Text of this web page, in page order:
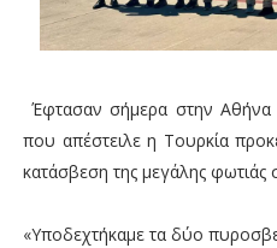
Έφτασαν σήμερα στην Αθήνα
που απέστειλε η Τουρκία
κατάσβεση της μεγάλης φωτιάς
«Υποδεχτήκαμε τα δύο